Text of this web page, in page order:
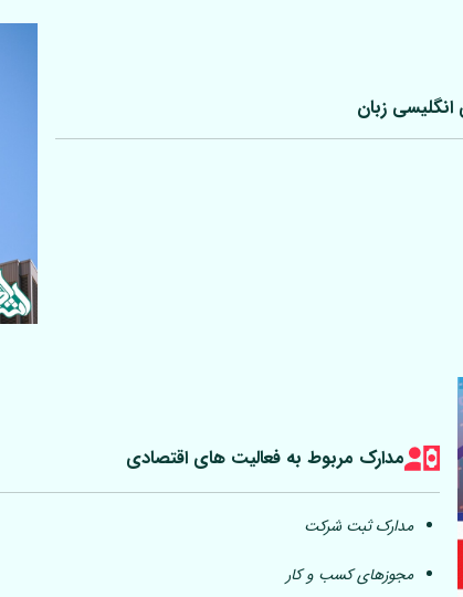
زبان
مدارک مربوط به فعالیت های اقتصادی
مدارک ثبت شرکت
مجوزهای کسب و کار